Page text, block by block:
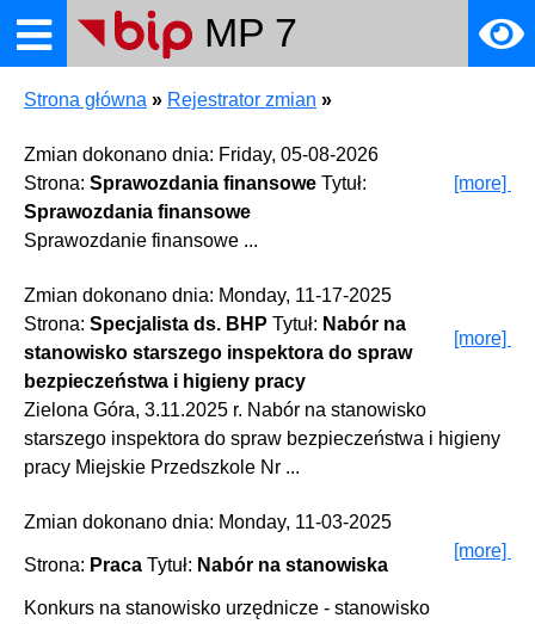
MP 7
Strona główna » Rejestrator zmian »
Zmian dokonano dnia: Friday, 05-08-2026
Strona: Sprawozdania finansowe Tytuł:
Sprawozdania finansowe
[more]
Sprawozdanie finansowe ...
Zmian dokonano dnia: Monday, 11-17-2025
Strona: Specjalista ds. BHP Tytuł: Nabór na
stanowisko starszego inspektora do spraw
bezpieczeństwa i higieny pracy
[more]
Zielona Góra, 3.11.2025 r. Nabór na stanowisko
starszego inspektora do spraw bezpieczeństwa i higieny
pracy Miejskie Przedszkole Nr ...
Zmian dokonano dnia: Monday, 11-03-2025
Strona: Praca Tytuł: Nabór na stanowiska
[more]
Konkurs na stanowisko urzędnicze - stanowisko